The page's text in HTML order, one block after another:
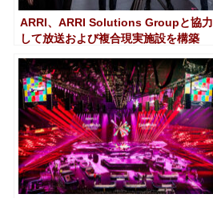
ARRI、ARRI Solutions Groupと協力
して放送および複合現実施設を構築